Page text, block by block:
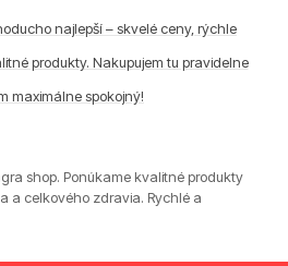
najlepší – skvelé ceny, rýchle
produkty. Nakupujem tu pravidelne
maximálne spokojný!
shop. Ponúkame kvalitné produkty
a celkového zdravia. Rychlé a